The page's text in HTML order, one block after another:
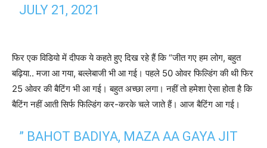
JULY 21, 2021
फिर एक विडियो में दीपक ये कहते हुए दिख रहे हैं कि “जीत गए हम लोग, बहुत
बढ़िया.. मजा आ गया, बल्लेबाजी भी आ गई। पहले 50 ओवर फिल्डिंग की थी फिर
25 ओवर की बैटिंग भी आ गई। बहुत अच्छा लगा। नहीं तो हमेशा ऐसा होता है कि
बैटिंग नहीं आती सिर्फ फिल्डिंग कर-करके चले जाते हैं। आज बैटिंग आ गई।
” BAHOT BADIYA, MAZA AA GAYA JIT